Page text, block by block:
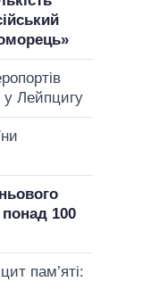
у Лейпцигу
100
пам’яті: